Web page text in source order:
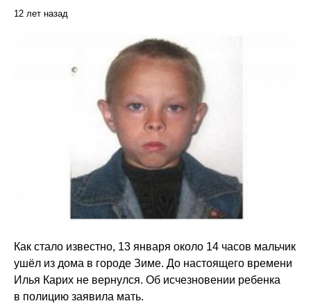
12 лет назад
Как стало известно, 13 января около 14 часов мальчик
ушёл из дома в городе Зиме. До настоящего времени
Илья Карих не вернулся. Об исчезновении ребенка
в полицию заявила мать.